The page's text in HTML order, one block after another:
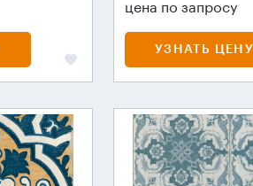
цена по запросу
УЗНАТЬ ЦЕНУ